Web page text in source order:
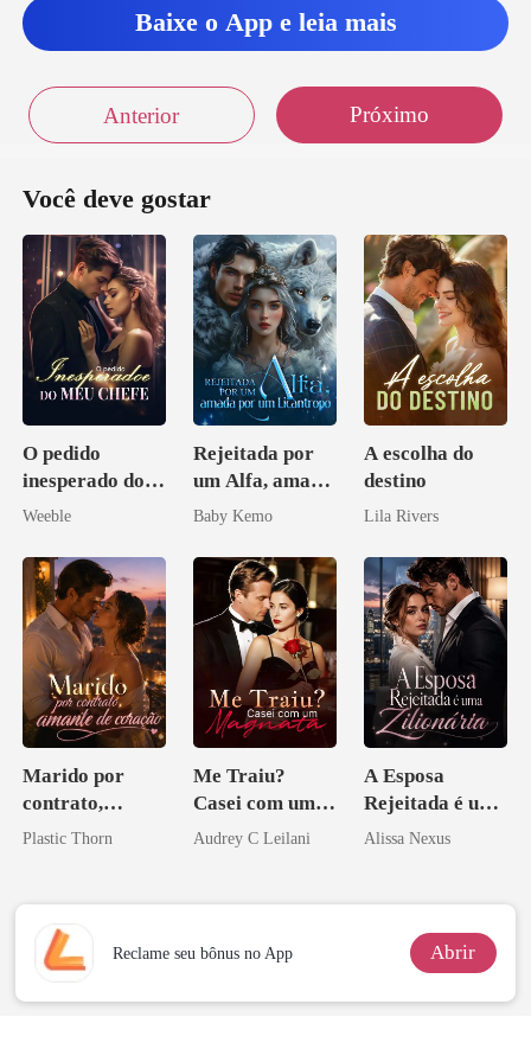
Baixe o App e leia mais
Anterior Próximo
Você deve gostar
O pedido
inesperado do
meu chefe
Weeble
Rejeitada por
um Alfa, amada
por um
Baby Kemo
A escolha do
destino
Lila Rivers
Marido por
contrato,
amante de
Plastic Thorn
Me Traiu?
Casei com um
Magnata
Audrey C Leilani
A Esposa
Rejeitada é uma
Zilionária
Alissa Nexus
Reclame seu bônus no App Abrir